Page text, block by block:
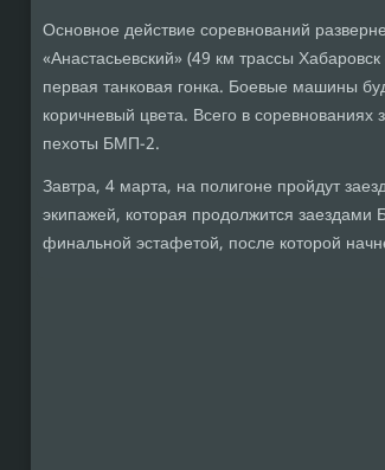
Основное действие соревнований
«Анастасьевский» (49 км трассы
первая танковая гонка. Боевые машины
коричневый цвета. Всего в
пехоты БМП-2.
Завтра, 4 марта, на полигоне пройдут
экипажей, которая продолжится
финальной эстафетой, после которой